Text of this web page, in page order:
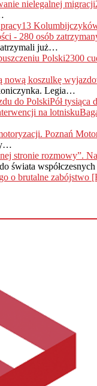
13
już…
2300
Legia…
Pół tysiąca
świata